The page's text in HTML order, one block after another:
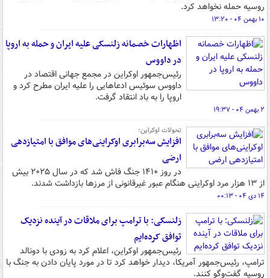
روسیه حمله نخواهد کرد.
۱۰ بهمن ۰۴ - ۱۳:۲۰
اظهارات خصمانه زلنسکی علیه ایران و حمله به اروپا
در داووس
رئیس‌جمهور اوکراین در مجمع جهانی اقتصاد در
داووس سوئیس ادعاهایی را علیه ایران مطرح کرد و
اروپا را به باد انتقاد گرفت.
۲ بهمن ۰۴ - ۱۹:۳۷
تحولات اوکراین؛
افزایش سه‌برابری اوکراینی‌های موافق با امتیازدهی
ارضی
در روز ۱۴۱۰ جنگ فاش شد که در سال ۲۰۲۵ بیش
از ۱۳ هزار مرد اوکراینی هنگام عبور غیرقانونی از مرزها بازداشت شدند.
۱۴ دی ۰۴ - ۰۰:۱۳
زلنسکی: با ترامپ برای ملاقات در آینده نزدیک
توافق کرده‌ایم
رئیس‌جمهور اوکراین، اعلام کرد به زودی با دونالد
ترامپ، رئیس‌جمهور آمریکا، دیدار خواهد کرد تا در مورد پایان دادن به جنگ با
روسیه گفت‌وگو کنند.